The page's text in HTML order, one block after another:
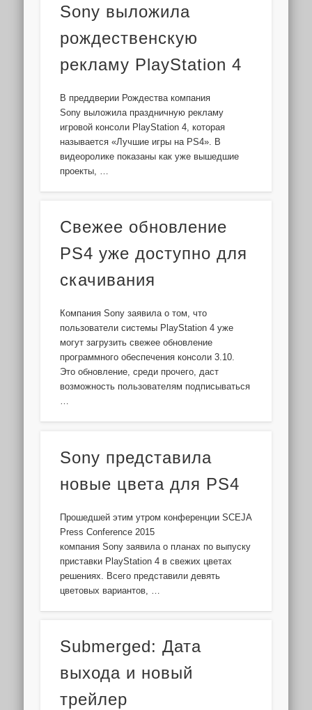
Sony выложила
рождественскую
рекламу PlayStation 4
В преддверии Рождества компания
Sony выложила праздничную рекламу
игровой консоли PlayStation 4, которая
называется «Лучшие игры на PS4». В
видеоролике показаны как уже вышедшие
проекты, …
Свежее обновление
PS4 уже доступно для
скачивания
Компания Sony заявила о том, что
пользователи системы PlayStation 4 уже
могут загрузить свежее обновление
программного обеспечения консоли 3.10.
Это обновление, среди прочего, даст
возможность пользователям подписываться
…
Sony представила
новые цвета для PS4
Прошедшей этим утром конференции SCEJA
Press Conference 2015
компания Sony заявила о планах по выпуску
приставки PlayStation 4 в свежих цветах
решениях. Всего представили девять
цветовых вариантов, …
Submerged: Дата
выхода и новый
трейлер